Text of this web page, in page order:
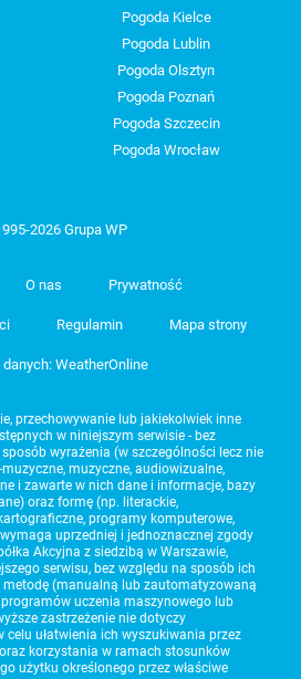
Pogoda Kielce
Pogoda Lublin
Pogoda Olsztyn
Pogoda Poznań
Pogoda Szczecin
Pogoda Wrocław
2026 Grupa WP
O nas Prywatność
Regulamin Mapa strony
danych: WeatherOnline
przechowywanie lub jakiekolwiek inne
w niniejszym serwisie - bez
wyrażenia (w szczególności lecz nie
muzyczne, muzyczne, audiowizualne,
i zawarte w nich dane i informacje, bazy
oraz formę (np. literackie,
programy komputerowe,
uprzedniej i jednoznacznej zgody
Akcyjna z siedzibą w Warszawie,
serwisu, bez względu na sposób ich
(manualną lub zautomatyzowaną
uczenia maszynowego lub
zastrzeżenie nie dotyczy
celu ułatwienia ich wyszukiwania przez
korzystania w ramach stosunków
użytku określonego przez właściwe